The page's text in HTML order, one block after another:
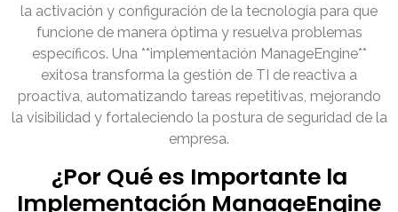
la activación y configuración de la tecnología para que
funcione de manera óptima y resuelva problemas
específicos. Una **implementación ManageEngine**
exitosa transforma la gestión de TI de reactiva a
proactiva, automatizando tareas repetitivas, mejorando
la visibilidad y fortaleciendo la postura de seguridad de la
empresa.
¿Por Qué es Importante la
Implementación ManageEngine